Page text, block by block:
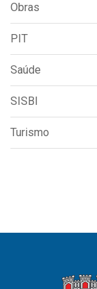
Obras
PIT
Saúde
SISBI
Turismo